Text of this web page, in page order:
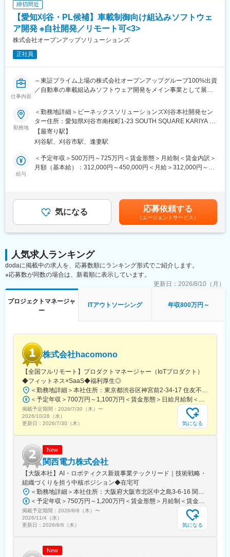
ながら、要件定義から設計・実装まで一貫した開発を行うため、
豊富な開発経験を通じてスキルを磨くことができます。さらに、
定期的なフィードバックを通じて成長をサポートします。
◎社風
えています。トップダウンではなく、上下関係にとらわれずに役
割を重視し、互いを尊重しながら協力して業務を進めます。ま
る風通しの良さを重視しています。
※選考を通じて適切なプロジェクトを選出させていただきます
■担当工程
・プロジェクトの推進及び、要員、品質、課題、リスク管理を担
管理
・顧客折衝
■主なツール
OS：Windows
言語：C言語
その他：AUTOSAR CP（DaVinci）、機能安全（26262）、A-
SPICE、Simulink
を持ちながら幅広い技術領域で開発をリードし、エンジニアが成
長できる環境と働きやすさを両立する独立系SIerです。
術面において開発をリードしており、チームで技術課題を解決し
ながら、要件定義から設計・実装まで一貫した開発を行うため、
豊富な開発経験を通じてスキルを磨くことができます。さらに定
期的なフィードバックを通じて成長をサポートします。
当社では、エンジニアが働きやすく、開発に専念できる環境を整
割を重視し、互いを尊重しながら協力して業務を進めます。ま
た、良い製品を生み出すために、上司・部下の間でも相談し合え
る風通しの良さを重視しています。
変更の範囲：会社の定める業務
締切間近
【愛知刈谷・PL候補】車載制御向け組込みソフトウェ
ア開発 ※自社開発／リモート可<3>
株式会社オープンアップソリューションズ
正社員
仕事内容
～東証プライム上場の株式会社オープンアップグループ100%出資
／自動車の車載組込みソフトウェア開発をメイン事業として展開
■仕事内容：
自社拠点の開発メンバーとして車載制御ソフトウェアの機能開発
業務を担当いただきます。
■プロジェクト例：
主な業務内容は以下の通りです。
・故障診断（ダイアグ）機能やフェールセーフ機能の設計・実装
・変速制御に関わる制御ソフトウェアの開発
・ISO／SAE規格に準拠した診断通信ソフトウェアの開発
※選考を通じて適切なプロジェクトを選出させていただきます
■担当工程：
■PL業務：
・5～10名程度のチームメンバーを配下に、プロジェクト開発を
■主なツール：
OS：Windows
言語：C言語
ツール：CANoeなど
その他：AUTOSAR CP（DaVinci）、機能安全（26262）、A-
SPICE、Simulink
■当社の魅力：
成長できる環境と働きやすさを両立する独立系SIerです。
◎成長できる開発環境
当社は、大手自動車部品メーカーを主要顧客とし、幅広い領域で
技術面において開発をリードしており、チームで技術課題を解決
しながら、要件定義から設計・実装まで一貫した開発を行うた
め、豊富な開発経験を通じてスキルを磨くことができます。さら
に、定期的なフィードバックを通じて成長をサポートします。
えています。トップダウンではなく、上下関係にとらわれずに役
勤務地
＜勤務地詳細＞ビーネックスソリューションズ刈谷本社開発セン
ター住所：愛知県刈谷市南桜町1-23 SOUTH SQUARE KARIYA 2
階受動喫煙対策：屋内全面禁煙変更の範囲：会社の定める事業所
（リモートワーク含む）
【最寄り駅】
刈谷駅、刈谷市駅、逢妻駅
給与
＜予定年収＞500万円～725万円＜賃金形態＞月給制＜賃金内訳＞
月額（基本給）：312,000円～450,000円＜月給＞312,000円～
金額であり、選考を通じて上下する可能性があります。月給(月額)
は固定手当を含めた表記です。
気になる 応募依頼する
（エージェントサービス）
人気求人ランキング
dodaに掲載中の求人を、応募数順にランキング形式でご紹介します。
※応募数が同数の場合は、新着順に表示しています。
更新日： 2026/8/10（月）
プロジェクトマネージャ
ー
ITアウトソーシング 年収800万円～
株式会社hacomono
【全国フルリモート】プロダクトマネージャー（IoTプロダクト）
◆フィットネス×SaaS◆福利厚生◎
＜勤務地詳細＞本社住所：東京都渋谷区神宮前2-34-17 住友不動産原宿ビル5F受動喫煙対策：屋内全面禁煙変更の範囲：会社の定める事業所（リモートワーク含む）
＜予定年収＞700万円～1,100万円＜賃金形態＞日給月給制＜賃金内訳＞月額（基本給）：583,333円～916,666円/月20日間勤務想定＜想定月額＞583,333円～916,666円＜昇給有無＞有＜残業手当＞有＜給与補足＞昇給年2回（7月、1月）賃金はあくまでも目安の金額であり、選考を通じて上下する可能性があります。月給(月額)は固定手当を含めた表記です。
掲載予定期間： 2026/7/30（木） 〜
2026/10/28（水）
更新日： 2026/7/30（木） 気になる
New
関西電力株式会社
【大阪本社】AI・ロボティクス新規事業テックリード｜技術戦略・
組織づくりを担う中核ポジション◆在宅可
＜勤務地詳細＞本社住所：大阪府大阪市北区中之島3-6-16 関電ビルディング勤務地最寄駅：地下鉄四つ橋線／肥後橋駅受動喫煙対策：その他（原則禁煙（分煙））変更の範囲：会社の定める事業所（リモートワーク含む）
＜予定年収＞750万円～1,200万円＜賃金形態＞月給制＜賃金内訳＞月額（基本給）：400,000円～650,000円＜月給＞400,000円～650,000円＜昇給有無＞有＜残業手当＞有＜給与補足＞※上記年収（想定残業代を含む）は目安であり、詳細はスキル・経験を考慮し決定いたします。■賞与：年2回（支給月：6月・12月）■昇給：年1回（主に4月もしくは7月）賃金はあくまでも目安の金額であり、選考を通じて上下する可能性があります。月給(月額)は固定手当を含めた表記です。
掲載予定期間： 2026/8/6（木） 〜
2026/11/4（水）
更新日： 2026/8/6（木） 気になる
New